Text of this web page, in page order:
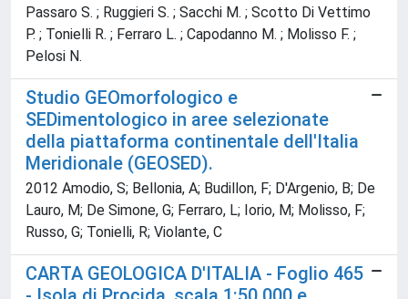
Passaro S. ; Ruggieri S. ; Sacchi M. ; Scotto Di Vettimo
P. ; Tonielli R. ; Ferraro L. ; Capodanno M. ; Molisso F. ;
Pelosi N.
Studio GEOmorfologico e
SEDimentologico in aree selezionate
della piattaforma continentale dell'Italia
Meridionale (GEOSED).
2012 Amodio, S; Bellonia, A; Budillon, F; D'Argenio, B; De
Lauro, M; De Simone, G; Ferraro, L; Iorio, M; Molisso, F;
Russo, G; Tonielli, R; Violante, C
CARTA GEOLOGICA D'ITALIA - Foglio 465